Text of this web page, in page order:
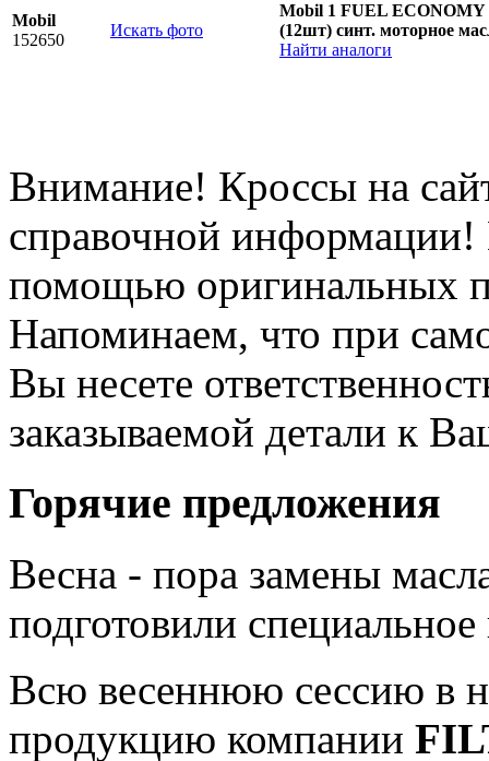
Mobil
152650
Искать фото
Mobil 1 FUEL
(12шт) синт. моторное
Найти аналоги
Внимание! Кроссы на
справочной информации!
помощью оригинальных
Напоминаем, что при
Вы несете
заказываемой детали к
Горячие предложения
Весна - пора замены
подготовили
Всю весеннюю сессию в
продукцию компании